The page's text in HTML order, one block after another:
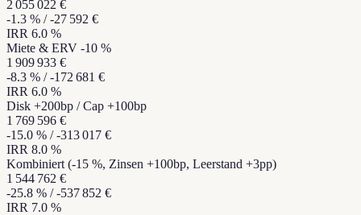
2 055 022 €
-1.3 % /-27 592 €
IRR 6.0 %
Miete & ERV -10 %
1 909 933 €
-8.3 % /-172 681 €
IRR 6.0 %
Disk +200bp / Cap +100bp
1 769 596 €
-15.0 % /-313 017 €
IRR 8.0 %
Kombiniert (-15 %, Zinsen +100bp, Leerstand +3pp)
1 544 762 €
-25.8 % /-537 852 €
IRR 7.0 %